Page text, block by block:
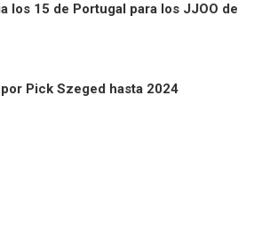
los 15 de Portugal para los JJOO de
Pick Szeged hasta 2024